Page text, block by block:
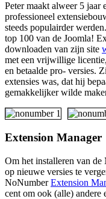
Peter maakt alweer 5 jaar
professioneel
steeds populairder
top 100 van de Joomla!
downloaden van zijn site
met een vrijwillige
en betaalde pro- versies.
extensies was, dat hij
gemakkelijker wilde
Extension Manager
Om het installeren van de
op nieuwe versies te
NoNumberExtension
cent om ook (alle) andere